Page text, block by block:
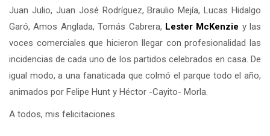
Juan Julio, Juan José Rodríguez, Braulio Mejía, Lucas Hidalgo
Garó, Amos Anglada, Tomás Cabrera, Lester McKenzie y las
voces comerciales que hicieron llegar con profesionalidad las
incidencias de cada uno de los partidos celebrados en casa. De
igual modo, a una fanaticada que colmó el parque todo el año,
animados por Felipe Hunt y Héctor -Cayito- Morla.
A todos, mis felicitaciones.